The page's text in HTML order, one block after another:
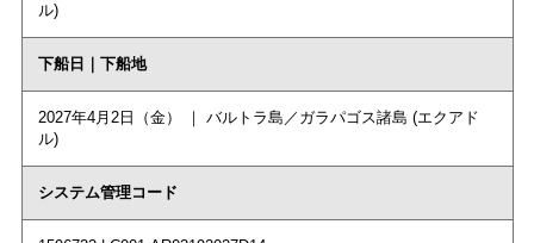
ル)
下船日｜下船地
2027年4月2日（金） ｜ バルトラ島／ガラパゴス諸島 (エクアド
ル)
システム管理コード